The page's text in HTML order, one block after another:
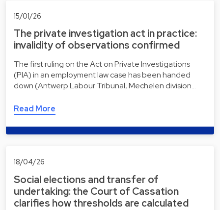
15/01/26
The private investigation act in practice:
invalidity of observations confirmed
The first ruling on the Act on Private Investigations
(PIA) in an employment law case has been handed
down (Antwerp Labour Tribunal, Mechelen division…
Read More
18/04/26
Social elections and transfer of
undertaking: the Court of Cassation
clarifies how thresholds are calculated